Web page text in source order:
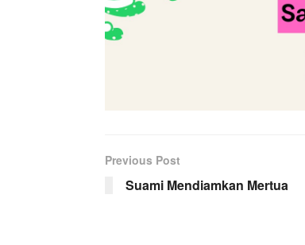
Previous Post
Suami Mendiamkan Mertua